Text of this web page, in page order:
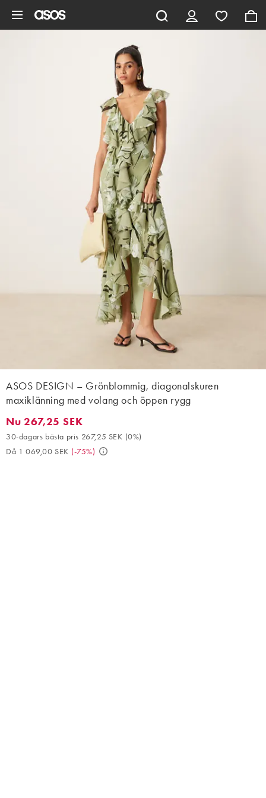
ASOS DESIGN – Grönblommig, diagonalskuren
maxiklänning med volang och öppen rygg
Nu 267,25 SEK. 30-dagars bästa pris 267,25 SEK (0%). Då 1
Nu 267,25 SEK
30-dagars bästa pris 267,25 SEK (0%)
Då 1 069,00 SEK (-75%)